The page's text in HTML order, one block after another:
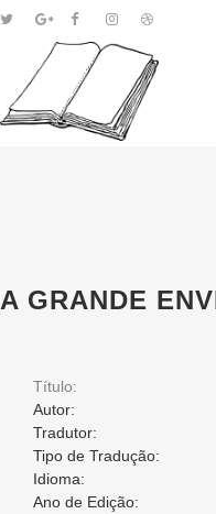
A GRANDE
Título:
Autor:
Tradutor:
Tipo de Tradução:
Idioma:
Ano de Edição: